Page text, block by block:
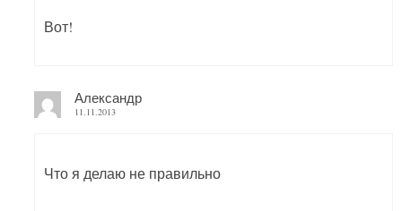
Вот!
Александр
11.11.2013
Что я делаю не правильно